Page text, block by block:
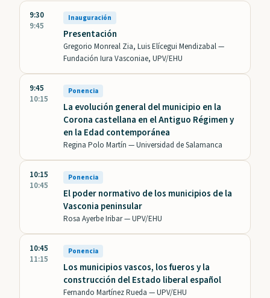
9:30
9:45
Inauguración
Presentación
Gregorio Monreal Zia, Luis Elícegui Mendizabal —
Fundación Iura Vasconiae, UPV/EHU
9:45
10:15
Ponencia
La evolución general del municipio en la
Corona castellana en el Antiguo Régimen y
en la Edad contemporánea
Regina Polo Martín —Universidad de Salamanca
10:15
10:45
Ponencia
El poder normativo de los municipios de la
Vasconia peninsular
Rosa Ayerbe Iribar —UPV/EHU
10:45
11:15
Ponencia
Los municipios vascos, los fueros y la
construcción del Estado liberal español
Fernando Martínez Rueda —UPV/EHU